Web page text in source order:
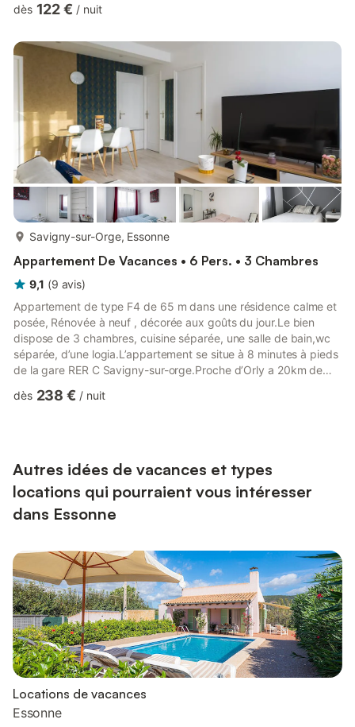
Entièrement neuf et meublé avec goût, vous apprécierez son
exposée plein sud (salon de jardin). Cuisine américaine
entièrement équipée. De part et d'autre de l'appartement...
dès 122 € / nuit
Savigny-sur-Orge, Essonne
Appartement De Vacances • 6 Pers. • 3 Chambres
9,1 (9 avis)
Appartement de type F4 de 65 m dans une résidence calme et
posée, Rénovée à neuf , décorée aux goûts du jour.Le bien
dispose de 3 chambres, cuisine séparée, une salle de bain,wc
séparée, d’une logia.L’appartement se situe à 8 minutes à pieds
de la gare RER C Savigny-sur-orge.Proche d’Orly a 20km de
monuments comme la Tour Eiffel ,notre dame, le Louvre.Des
dès 238 € / nuit
Autres idées de vacances et types
locations qui pourraient vous intéresser
dans Essonne
Locations de vacances
Essonne